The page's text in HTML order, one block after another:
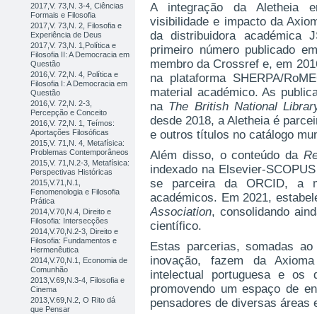
2017,V. 73,N. 3-4, Ciências
Formais e Filosofia
2017,V. 73,N. 2, Filosofia e
Experiência de Deus
2017,V. 73,N. 1,Política e
Filosofia II: A Democracia em
Questão
2016,V. 72,N. 4, Política e
Filosofia I: A Democracia em
Questão
2016,V. 72,N. 2-3,
Percepção e Conceito
2016,V. 72,N. 1, Teímos:
Aportações Filosóficas
2015,V. 71,N. 4, Metafísica:
Problemas Contemporâneos
2015,V. 71,N.2-3, Metafísica:
Perspectivas Históricas
2015,V.71,N.1,
Fenomenologia e Filosofia
Prática
2014,V.70,N.4, Direito e
Filosofia: Intersecções
2014,V.70,N.2-3, Direito e
Filosofia: Fundamentos e
Hermenêutica
2014,V.70,N.1, Economia de
Comunhão
2013,V.69,N.3-4, Filosofia e
Cinema
2013,V.69,N.2, O Rito dá
que Pensar
A integração da Aletheia
visibilidade e impacto da
da distribuidora académica
primeiro número publicado
membro da Crossref e, em
na plataforma SHERPA/
material académico. As
na The British National
desde 2018, a Aletheia é
e outros títulos no catálogo
Além disso, o conteúdo da
indexado na Elsevier-
se parceira da ORCID, a
académicos. Em 2021,
Association, consolidando
científico.
Estas parcerias, somadas
inovação, fazem da
intelectual portuguesa e os
promovendo um espaço de
pensadores de diversas áreas